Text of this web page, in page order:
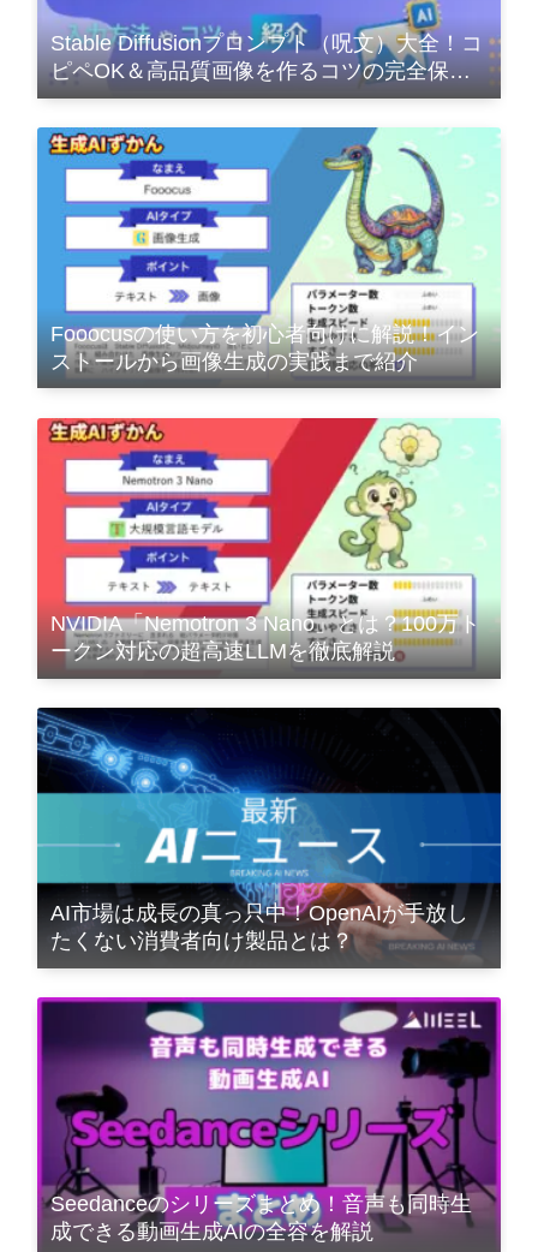
Stable Diffusionプロンプト（呪文）大全！コ
ピペOK＆高品質画像を作るコツの完全保存
版
Fooocusの使い方を初心者向けに解説！イン
ストールから画像生成の実践まで紹介
NVIDIA「Nemotron 3 Nano」とは？100万ト
ークン対応の超高速LLMを徹底解説
AI市場は成長の真っ只中！OpenAIが手放し
たくない消費者向け製品とは？
Seedanceのシリーズまとめ！音声も同時生
成できる動画生成AIの全容を解説